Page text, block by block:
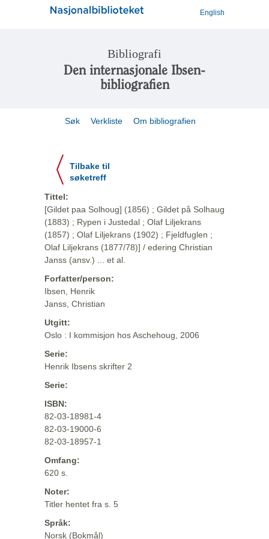
English
Bibliografi
Den internasjonale Ibsen-
bibliografien
Søk Verkliste Om bibliografien
Tilbake til
søketreff
Tittel:
[Gildet paa Solhoug] (1856) ; Gildet på Solhaug
(1883) ; Rypen i Justedal ; Olaf Liljekrans
(1857) ; Olaf Liljekrans (1902) ; Fjeldfuglen ;
Olaf Liljekrans (1877/78)] / edering Christian
Janss (ansv.) ... et al.
Forfatter/person:
Ibsen, Henrik
Janss, Christian
Utgitt:
Oslo : I kommisjon hos Aschehoug, 2006
Serie:
Henrik Ibsens skrifter 2
Serie:
ISBN:
82-03-18981-4
82-03-19000-6
82-03-18957-1
Omfang:
620 s.
Noter:
Titler hentet fra s. 5
Språk:
Norsk (Bokmål)